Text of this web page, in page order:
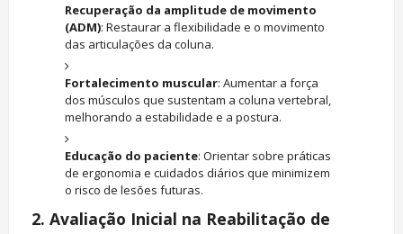
Recuperação da amplitude de movimento
(ADM): Restaurar a flexibilidade e o movimento
das articulações da coluna.
Fortalecimento muscular: Aumentar a força
dos músculos que sustentam a coluna vertebral,
melhorando a estabilidade e a postura.
Educação do paciente: Orientar sobre práticas
de ergonomia e cuidados diários que minimizem
o risco de lesões futuras.
2. Avaliação Inicial na Reabilitação de